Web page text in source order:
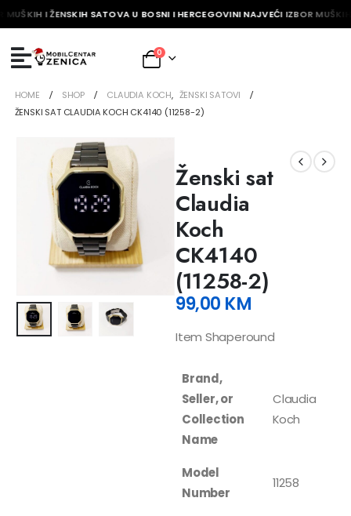
MUŠKIH I ŽENSKIH SATOVA U BOSNI I HERCEGOVINI NAJVEĆI IZBOR
0
HOME SHOP CLAUDIA KOCH, ŽENSKI SATOVI
ŽENSKI SAT CLAUDIA KOCH CK4140 (11258-2)
Ženski sat
Claudia
Koch
CK4140
(11258-2)
99,00 KM
Item Shaperound
Brand,
Seller, or
Collection
Name
Claudia
Koch
Model
Number
11258